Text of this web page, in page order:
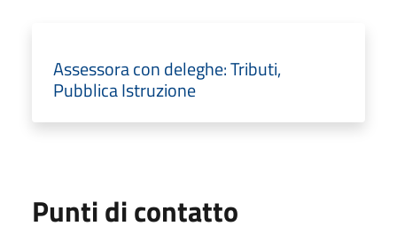
Assessora con deleghe: Tributi,
Pubblica Istruzione
Punti di contatto